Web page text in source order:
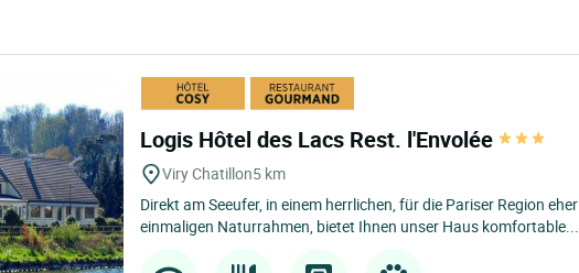
Logis Hôtel des Lacs Rest. l'Envolée
Viry Chatillon5 km
Direkt am Seeufer, in einem herrlichen, für die Pariser Region eher
einmaligen Naturrahmen, bietet Ihnen unser Haus komfortable...